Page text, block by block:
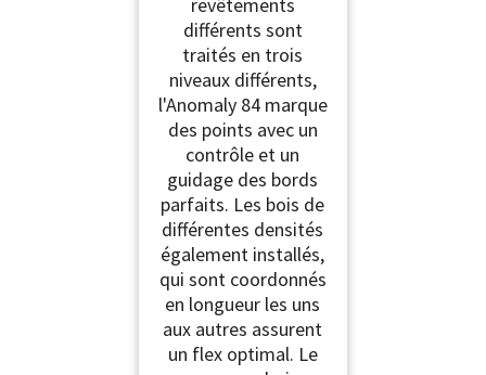
différents sont
traités en trois
niveaux différents,
l'Anomaly 84 marque
des points avec un
contrôle et un
guidage des bords
parfaits. Les bois de
différentes densités
également installés,
qui sont coordonnés
en longueur les uns
aux autres assurent
un flex optimal. Le